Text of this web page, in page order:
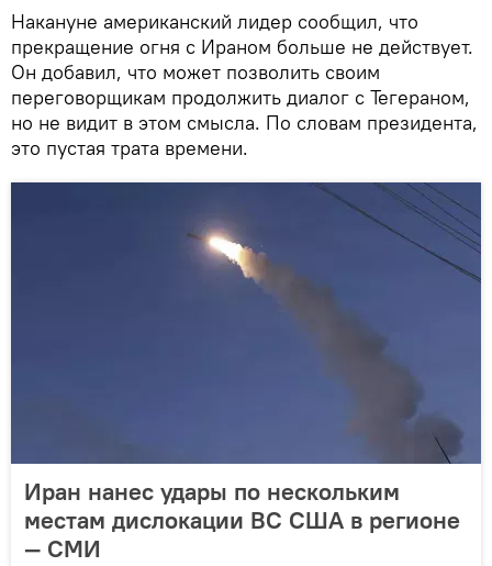
Накануне американский лидер сообщил, что
прекращение огня с Ираном больше не действует.
Он добавил, что может позволить своим
переговорщикам продолжить диалог с Тегераном,
но не видит в этом смысла. По словам президента,
это пустая трата времени.
Иран нанес удары по нескольким
местам дислокации ВС США в регионе
— СМИ